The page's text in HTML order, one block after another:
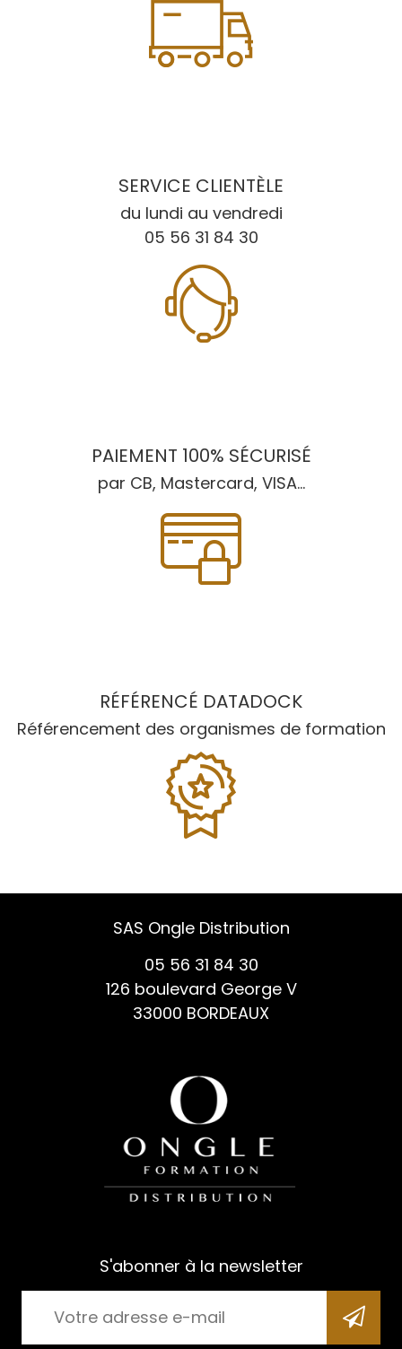
SERVICE CLIENTÈLE
du lundi au vendredi
05 56 31 84 30
PAIEMENT 100% SÉCURISÉ
par CB, Mastercard, VISA...
RÉFÉRENCÉ DATADOCK
Référencement des organismes de formation
SAS Ongle Distribution
05 56 31 84 30
126 boulevard George V
33000 BORDEAUX
S'abonner à la newsletter